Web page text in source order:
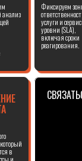
анализ
Фиксируем
услуги и
уровни (SLA),
включая сроки
реагирования.
в
и